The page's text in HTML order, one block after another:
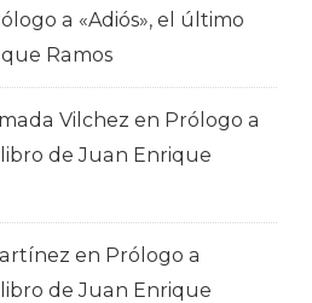
a «Adiós», el último
Ramos
Vilchez en Prólogo a
de Juan Enrique
en Prólogo a
de Juan Enrique